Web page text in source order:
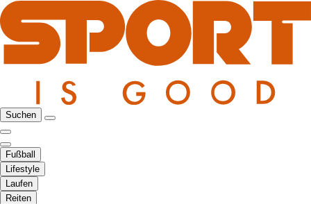
Suchen
Fußball
Lifestyle
Laufen
Reiten